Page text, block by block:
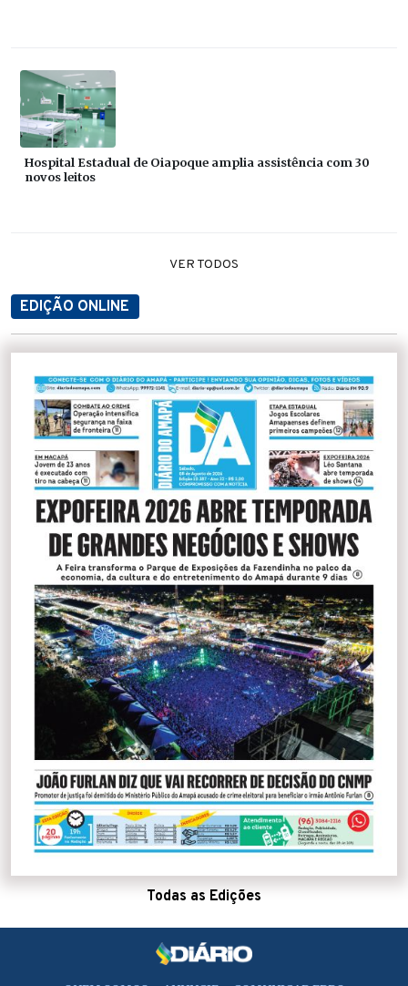
Hospital Estadual de Oiapoque amplia assistência com 30
novos leitos
VER TODOS
EDIÇÃO ONLINE
Todas as Edições